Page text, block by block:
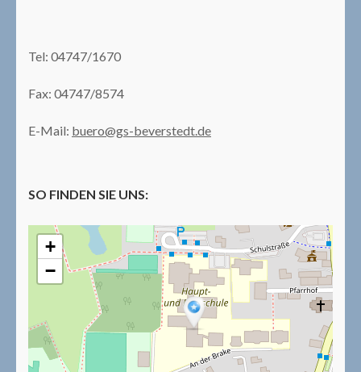
Tel: 04747/1670
Fax: 04747/8574
E-Mail: buero@gs-beverstedt.de
SO FINDEN SIE UNS:
+
−